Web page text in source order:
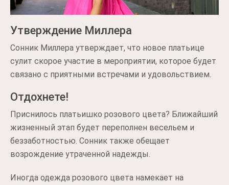
Утверждение Миллера
Сонник Миллера утверждает, что новое платьице
сулит скорое участие в мероприятии, которое будет
связано с приятными встречами и удовольствием.
Отдохнете!
Приснилось платьишко розового цвета? Ближайший
жизненный этап будет переполнен весельем и
беззаботностью. Сонник также обещает
возрождение утраченной надежды.
Иногда одежда розового цвета намекает на